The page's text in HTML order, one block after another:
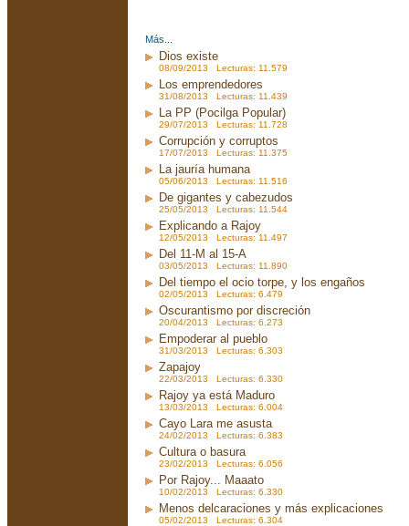
Más...
Dios existe
08/09/2013 Lecturas: 11.579
Los emprendedores
31/08/2013 Lecturas: 11.439
La PP (Pocilga Popular)
29/07/2013 Lecturas: 11.728
Corrupción y corruptos
17/07/2013 Lecturas: 11.375
La jauría humana
05/06/2013 Lecturas: 11.516
De gigantes y cabezudos
25/05/2013 Lecturas: 11.544
Explicando a Rajoy
12/05/2013 Lecturas: 11.497
Del 11-M al 15-A
03/05/2013 Lecturas: 11.890
Del tiempo el ocio torpe, y los engaños
02/05/2013 Lecturas: 6.479
Oscurantismo por discreción
20/04/2013 Lecturas: 6.273
Empoderar al pueblo
31/03/2013 Lecturas: 6.303
Zapajoy
22/03/2013 Lecturas: 6.330
Rajoy ya está Maduro
13/03/2013 Lecturas: 6.004
Cayo Lara me asusta
24/02/2013 Lecturas: 6.383
Cultura o basura
23/02/2013 Lecturas: 6.056
Por Rajoy... Maaato
10/02/2013 Lecturas: 6.330
Menos delcaraciones y más explicaciones
05/02/2013 Lecturas: 6.304